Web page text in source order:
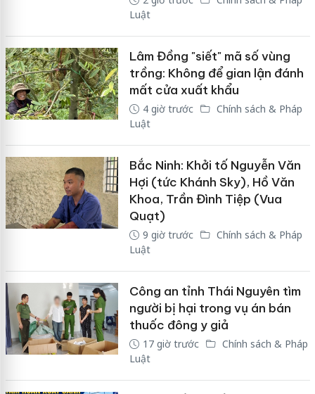
Luật
Lâm Đồng "siết" mã số vùng
trồng: Không để gian lận đánh
mất cửa xuất khẩu
4 giờ trước
Chính sách & Pháp
Luật
Bắc Ninh: Khởi tố Nguyễn Văn
Hợi (tức Khánh Sky), Hồ Văn
Khoa, Trần Đình Tiệp (Vua
Quạt)
9 giờ trước
Chính sách & Pháp
Luật
Công an tỉnh Thái Nguyên tìm
người bị hại trong vụ án bán
thuốc đông y giả
17 giờ trước
Chính sách & Pháp
Luật